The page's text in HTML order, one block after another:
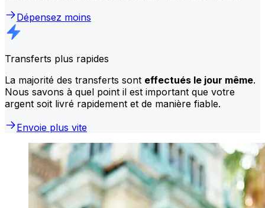
Dépensez moins
Transferts plus rapides
La majorité des transferts sont effectués le jour même.
Nous savons à quel point il est important que votre
argent soit livré rapidement et de manière fiable.
Envoie plus vite